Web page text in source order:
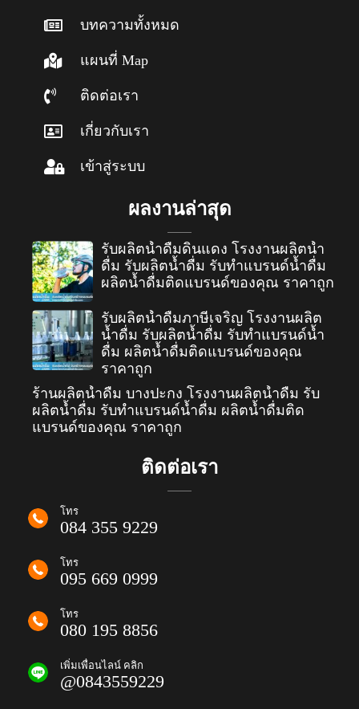
บทความทั้งหมด
แผนที่ Map
ติดต่อเรา
เกี่ยวกับเรา
เข้าสู่ระบบ
ผลงานล่าสุด
รับผลิตน้ำดื่มดินแดง โรงงานผลิตน้ำ
ดื่ม รับผลิตน้ำดื่ม รับทำแบรนด์น้ำดื่ม
ผลิตน้ำดื่มติดแบรนด์ของคุณ ราคาถูก
รับผลิตน้ำดื่มภาษีเจริญ โรงงานผลิต
น้ำดื่ม รับผลิตน้ำดื่ม รับทำแบรนด์น้ำ
ดื่ม ผลิตน้ำดื่มติดแบรนด์ของคุณ
ราคาถูก
ร้านผลิตน้ำดื่ม บางปะกง โรงงานผลิตน้ำดื่ม รับ
ผลิตน้ำดื่ม รับทำแบรนด์น้ำดื่ม ผลิตน้ำดื่มติด
แบรนด์ของคุณ ราคาถูก
ติดต่อเรา
โทร
084 355 9229
โทร
095 669 0999
โทร
080 195 8856
เพิ่มเพื่อนไลน์ คลิก
@0843559229